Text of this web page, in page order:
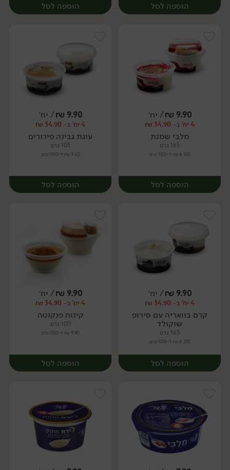
הוספה לסל
יח׳
הוספה לסל
יח׳
9.90
₪/ יח׳
4 יח' ב- 34.90 ₪
מלבי שמנת
165 גרם
6.00 ₪ ל-100 גרם
הוספה לסל
יח׳
9.90
₪/ יח׳
4 יח' ב- 34.90 ₪
עוגת גבינה פירורים
105 גרם
9.43 ₪ ל-100 גרם
הוספה לסל
יח׳
9.90
₪/ יח׳
4 יח' ב- 34.90 ₪
קרם בוואריה עם סירופ
שוקולד
165 גרם
6.00 ₪ ל-100 גרם
הוספה לסל
9.90
₪/ יח׳
4 יח' ב- 34.90 ₪
קינוח פנקוטה
100 גרם
9.90 ₪ ל-100 גרם
הוספה לסל